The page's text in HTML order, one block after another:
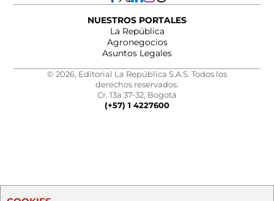
NUESTROS PORTALES
La República
Agronegocios
Asuntos Legales
© 2026, Editorial La República S.A.S. Todos los
derechos reservados.
Cr. 13a 37-32, Bogotá
(+57) 1 4227600